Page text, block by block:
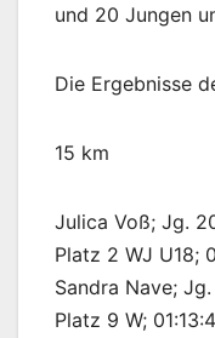
und 20 Jungen
Die Ergebnisse
15 km
Julica Voß; Jg.
Platz 2 WJ U18;
Sandra Nave;
Platz 9 W;